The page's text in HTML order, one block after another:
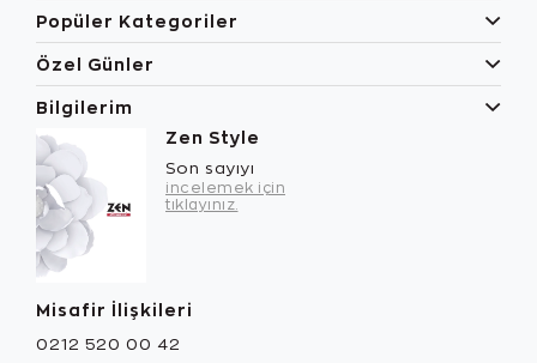
Popüler Kategoriler
Özel Günler
Bilgilerim
Zen Style
Son sayıyı
incelemek için
tıklayınız.
Misafir İlişkileri
0212 520 00 42